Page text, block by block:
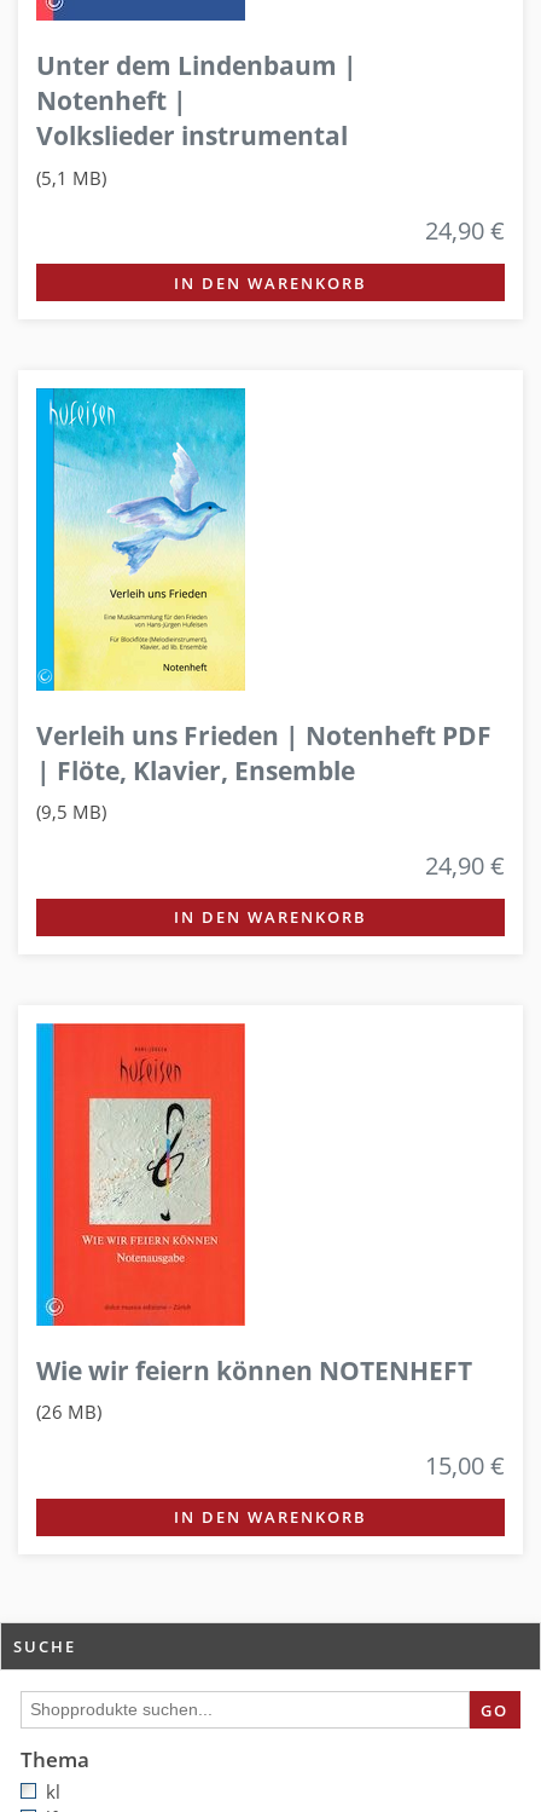
Unter dem Lindenbaum |
Notenheft |
Volkslieder instrumental
(5,1 MB)
24,90 €
IN DEN WARENKORB
Verleih uns Frieden | Notenheft PDF
| Flöte, Klavier, Ensemble
(9,5 MB)
24,90 €
IN DEN WARENKORB
Wie wir feiern können NOTENHEFT
(26 MB)
15,00 €
IN DEN WARENKORB
SUCHE
GO
Thema
kl